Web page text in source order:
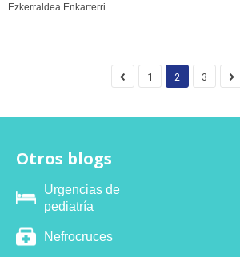
Ezkerraldea Enkarterri...
1 2 3
Otros blogs
Urgencias de
pediatría
Nefrocruces